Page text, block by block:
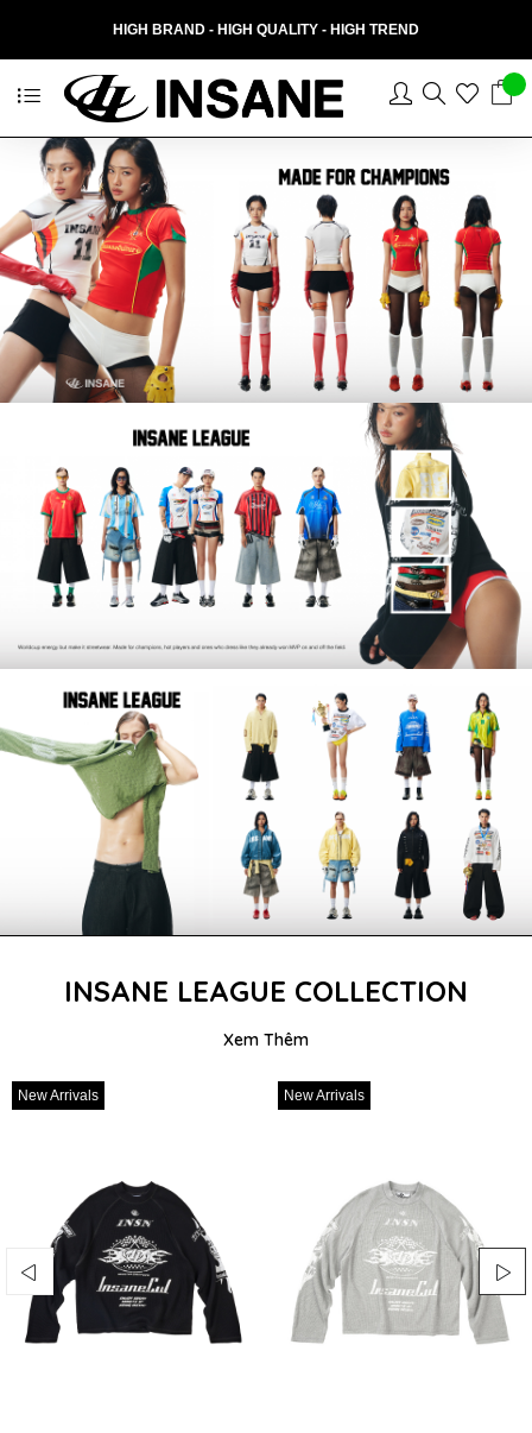
HIGH BRAND - HIGH QUALITY - HIGH TREND
INSANE LEAGUE COLLECTION
Xem Thêm
New Arrivals New Arrivals